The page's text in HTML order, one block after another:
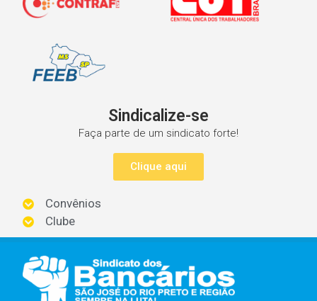
Sindicalize-se
Faça parte de um sindicato forte!
Clique aqui
Convênios
Clube